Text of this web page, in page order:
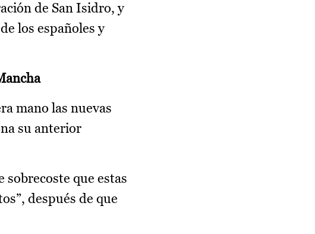
de San Isidro, y
los españoles y
mano las nuevas
su anterior
que estas
después de que